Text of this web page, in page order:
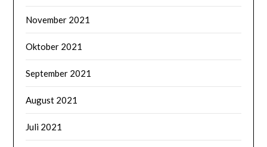
November 2021
Oktober 2021
September 2021
August 2021
Juli 2021